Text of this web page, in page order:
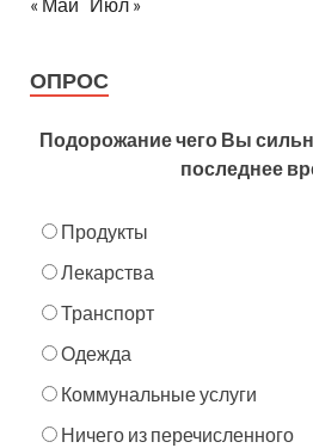
ОПРОС
Подорожание чего Вы
последнее
Продукты
Лекарства
Транспорт
Одежда
Коммунальные услуги
Ничего из перечисленного